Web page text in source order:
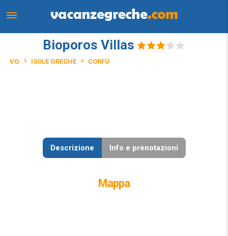
Bioporos Villas
VG ISOLE GRECHE CORFÙ
Descrizione Info e prenotazioni
Mappa